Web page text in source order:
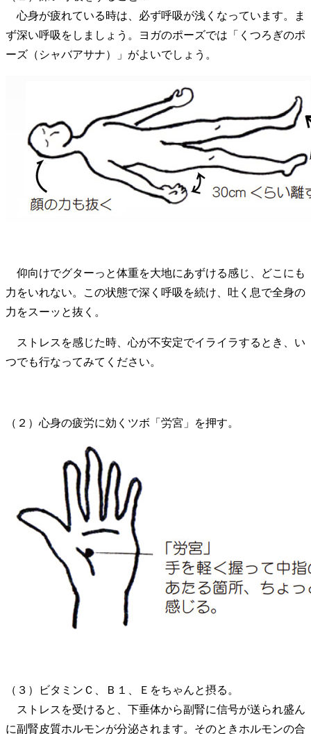
心身が疲れている時は、必ず呼吸が浅くなっています。ま
ず深い呼吸をしましょう。ヨガのポーズでは「くつろぎのポ
ーズ（シャバアサナ）」がよいでしょう。
仰向けでグターっと体重を大地にあずける感じ、どこにも
力をいれない。この状態で深く呼吸を続け、吐く息で全身の
力をスーッと抜く。
ストレスを感じた時、心が不安定でイライラするとき、い
つでも行なってみてください。
（２）心身の疲労に効くツボ「労宮」を押す。
（３）ビタミンＣ、Ｂ１、Ｅをちゃんと摂る。
ストレスを受けると、下垂体から副腎に信号が送られ盛ん
に副腎皮質ホルモンが分泌されます。そのときホルモンの合